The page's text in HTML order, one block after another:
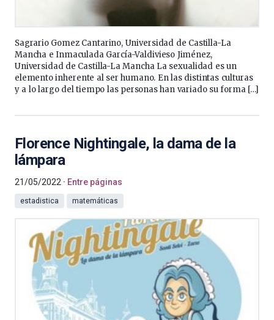
Sagrario Gomez Cantarino, Universidad de Castilla-La
Mancha e Inmaculada García-Valdivieso Jiménez,
Universidad de Castilla-La Mancha La sexualidad es un
elemento inherente al ser humano. En las distintas culturas
y a lo largo del tiempo las personas han variado su forma […]
Florence Nightingale, la dama de la
lámpara
21/05/2022 Entre páginas
estadistica matemáticas